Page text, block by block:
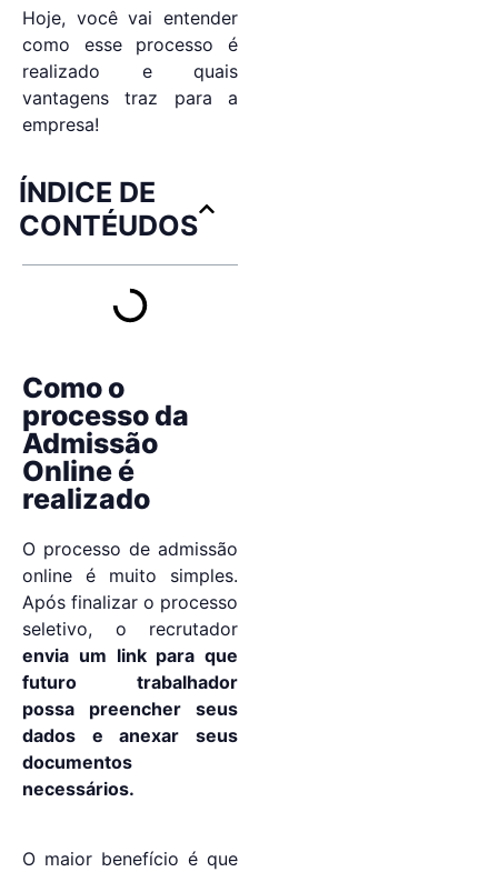
Hoje, você vai entender
como esse processo é
realizado e quais
vantagens traz para a
empresa!
ÍNDICE DE
CONTÉUDOS
Como o
processo da
Admissão
Online é
realizado
O processo de admissão
online é muito simples.
Após finalizar o processo
seletivo, o recrutador
envia um link para que
futuro trabalhador
possa preencher seus
dados e anexar seus
documentos
necessários.
O maior benefício é que